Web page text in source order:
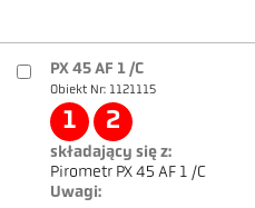
PX 45 AF 1 /C
Obiekt Nr: 1121115
1 2
składający się z:
Pirometr PX 45 AF 1 /C
Uwagi: